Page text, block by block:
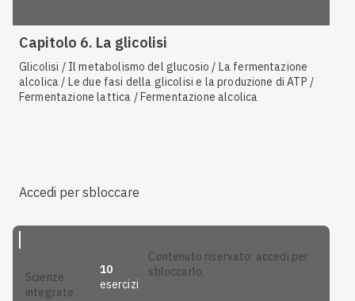
Capitolo 6. La glicolisi
Glicolisi / Il metabolismo del glucosio / La fermentazione
alcolica / Le due fasi della glicolisi e la produzione di ATP /
Fermentazione lattica / Fermentazione alcolica
Accedi per sbloccare
scienze
integrate
10
esercizi
contenuto riservato: accedi per
sbloccarlo.